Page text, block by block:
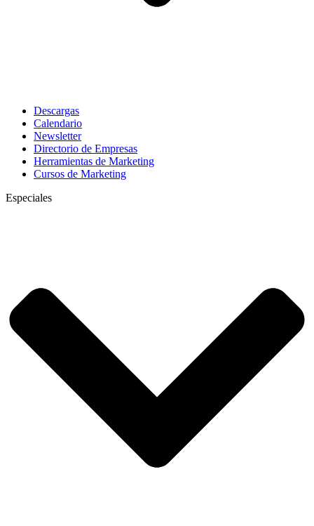
Descargas
Calendario
Newsletter
Directorio de Empresas
Herramientas de Marketing
Cursos de Marketing
Especiales